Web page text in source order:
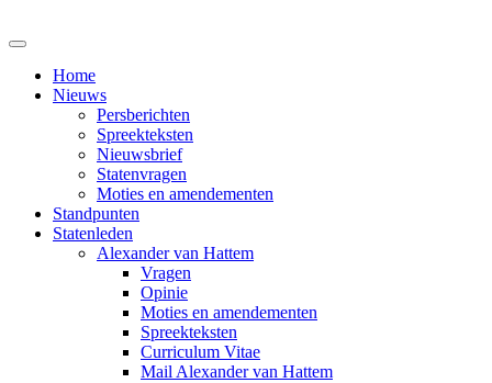
Home
Nieuws
Persberichten
Spreekteksten
Nieuwsbrief
Statenvragen
Moties en amendementen
Standpunten
Statenleden
Alexander van Hattem
Vragen
Opinie
Moties en amendementen
Spreekteksten
Curriculum Vitae
Mail Alexander van Hattem